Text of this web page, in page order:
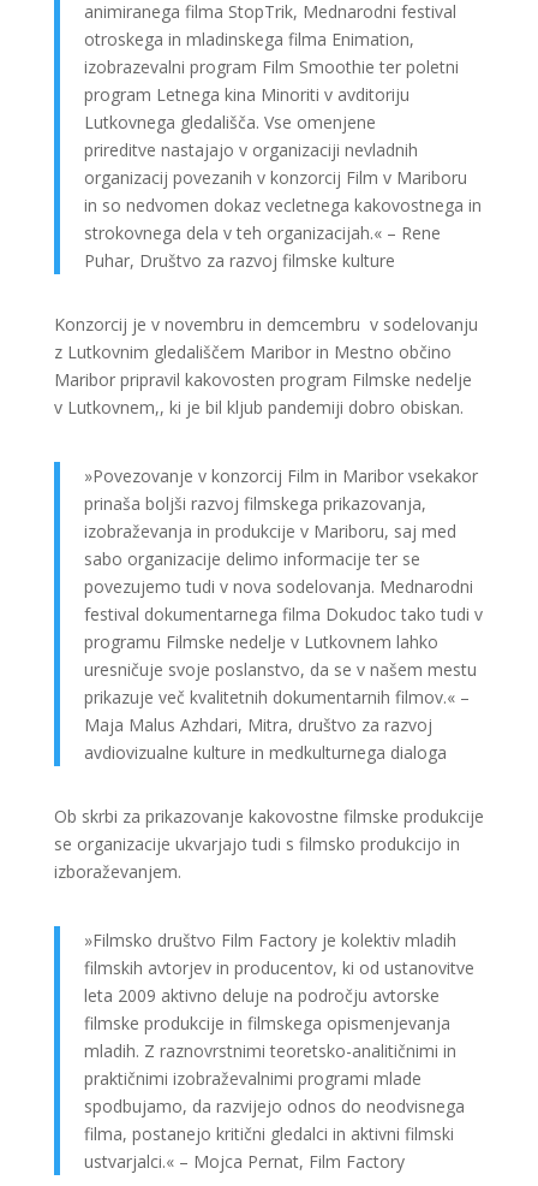
animiranega filma StopTrik, Mednarodni festival
otroskega in mladinskega filma Enimation,
izobrazevalni program Film Smoothie ter poletni
program Letnega kina Minoriti v avditoriju
Lutkovnega gledališča. Vse omenjene
prireditve nastajajo v organizaciji nevladnih
organizacij povezanih v konzorcij Film v Mariboru
in so nedvomen dokaz vecletnega kakovostnega in
strokovnega dela v teh organizacijah.« – Rene
Puhar, Društvo za razvoj filmske kulture
Konzorcij je v novembru in demcembru v sodelovanju
z Lutkovnim gledališčem Maribor in Mestno občino
Maribor pripravil kakovosten program Filmske nedelje
v Lutkovnem,, ki je bil kljub pandemiji dobro obiskan.
»Povezovanje v konzorcij Film in Maribor vsekakor
prinaša boljši razvoj filmskega prikazovanja,
izobraževanja in produkcije v Mariboru, saj med
sabo organizacije delimo informacije ter se
povezujemo tudi v nova sodelovanja. Mednarodni
festival dokumentarnega filma Dokudoc tako tudi v
programu Filmske nedelje v Lutkovnem lahko
uresničuje svoje poslanstvo, da se v našem mestu
prikazuje več kvalitetnih dokumentarnih filmov.« –
Maja Malus Azhdari, Mitra, društvo za razvoj
avdiovizualne kulture in medkulturnega dialoga
Ob skrbi za prikazovanje kakovostne filmske produkcije
se organizacije ukvarjajo tudi s filmsko produkcijo in
izboraževanjem.
»Filmsko društvo Film Factory je kolektiv mladih
filmskih avtorjev in producentov, ki od ustanovitve
leta 2009 aktivno deluje na področju avtorske
filmske produkcije in filmskega opismenjevanja
mladih. Z raznovrstnimi teoretsko-analitičnimi in
praktičnimi izobraževalnimi programi mlade
spodbujamo, da razvijejo odnos do neodvisnega
filma, postanejo kritični gledalci in aktivni filmski
ustvarjalci.« – Mojca Pernat, Film Factory